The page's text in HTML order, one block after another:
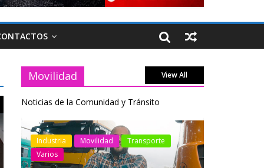
Movilidad View All
Noticias de la Comunidad y Tránsito
Industria Movilidad
Transporte
Varios